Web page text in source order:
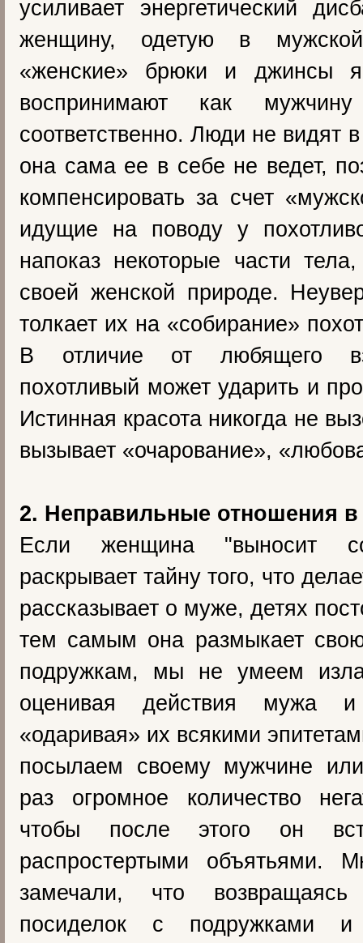
усиливает энергетический
женщину, одетую в
«женские» брюки и джинсы
воспринимают как
соответственно. Люди не
она сама ее в себе не ведет,
компенсировать за счет
идущие на поводу у
напоказ некоторые части
своей женской природе.
толкает их на «собирание»
В отличие от любящего
похотливый может ударить и
Истинная красота никогда не
вызывает «очарование»,
2. Неправильные отношения в
Если женщина "выносит
раскрывает тайну того, что
рассказывает о муже, детях
тем самым она размыкает
подружкам, мы не умеем
оценивая действия
«одаривая» их всякими
посылаем своему мужчине
раз огромное количество
чтобы после этого он
распростертыми объятьями.
замечали, что
посиделок с подружками и